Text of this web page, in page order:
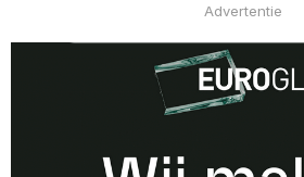
Advertentie